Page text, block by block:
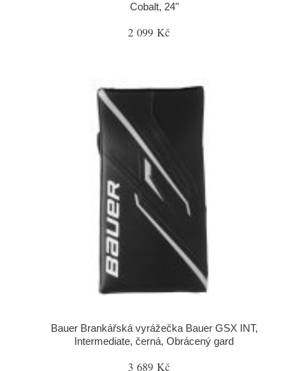
Cobalt, 24"
2 099 Kč
Bauer Brankářská vyrážečka Bauer GSX INT,
Intermediate, černá, Obrácený gard
3 689 Kč